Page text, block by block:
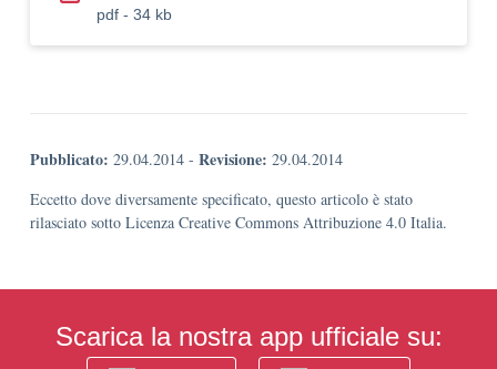
pdf - 34 kb
Pubblicato: 29.04.2014 - Revisione: 29.04.2014
Eccetto dove diversamente specificato, questo articolo è stato
rilasciato sotto Licenza Creative Commons Attribuzione 4.0 Italia.
Scarica la nostra app ufficiale su: